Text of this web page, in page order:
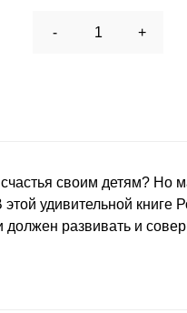
- 1 +
своим детям? Но
удивительной
развивать и